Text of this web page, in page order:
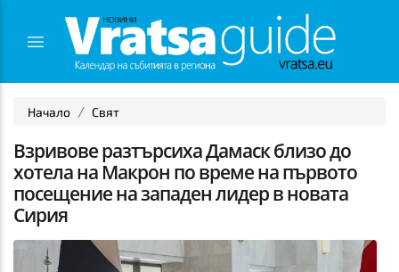
Начало Свят
Взривове разтърсиха Дамаск близо до
хотела на Макрон по време на първото
посещение на западен лидер в новата
Сирия